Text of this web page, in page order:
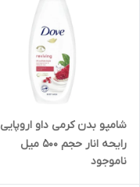
شامپو بدن کرمی داو اروپایی
رایحه انار حجم 500 میل
ناموجود